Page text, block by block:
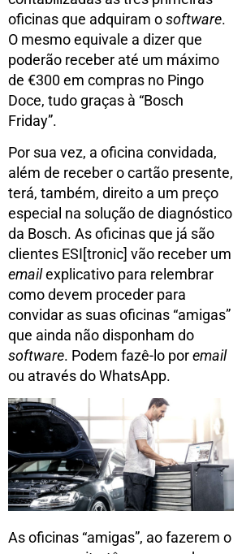
oficinas que adquiram osoftware.
O mesmo equivale a dizer que
poderão receber até um máximo
de €300 em compras no Pingo
Doce, tudo graças à “Bosch
Friday”.
Por sua vez, a oficina convidada,
além de receber o cartão presente,
terá, também, direito a um preço
especial na solução de diagnóstico
da Bosch. As oficinas que já são
clientes ESI[tronic] vão receber um
emailexplicativo para relembrar
como devem proceder para
convidar as suas oficinas “amigas”
que ainda não disponham do
software. Podem fazê-lo poremail
ou através do WhatsApp.
As oficinas “amigas”, ao fazerem o